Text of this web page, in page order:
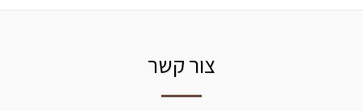
צור קשר